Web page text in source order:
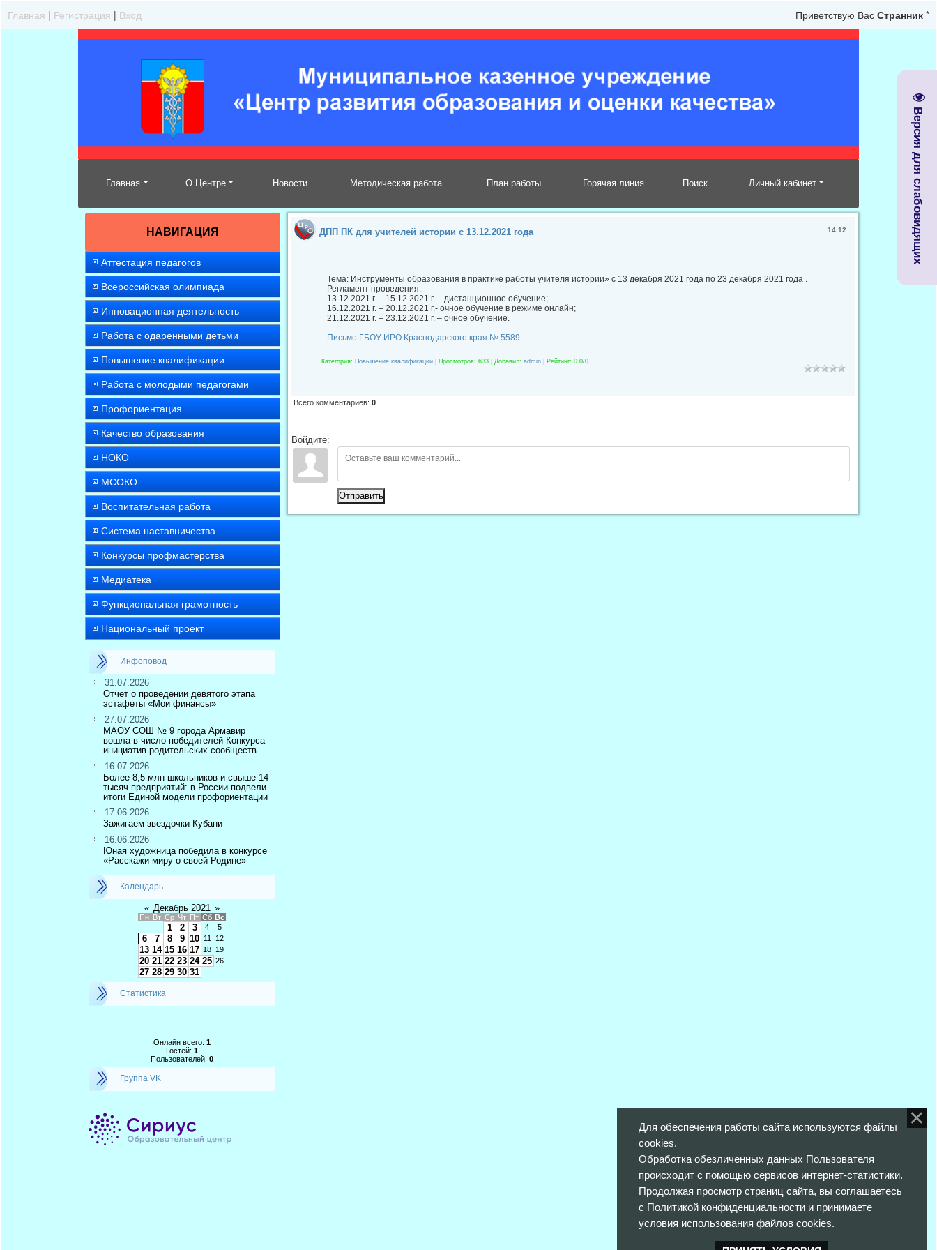
Версия для слабовидящих
Главная | Регистрация | Вход Приветствую Вас Странник *
Главная О Центре Новости Методическая работа План работы Горячая линия Поиск Личный кабинет
НАВИГАЦИЯ
Аттестация педагогов
Всероссийская олимпиада
Инновационная деятельность
Работа с одаренными детьми
Повышение квалификации
Работа с молодыми педагогами
Профориентация
Качество образования
НОКО
МСОКО
Воспитательная работа
Система наставничества
Конкурсы профмастерства
Медиатека
Функциональная грамотность
Национальный проект
Инфоповод
31.07.2026
Отчет о проведении девятого этапа
эстафеты «Мои финансы»
27.07.2026
МАОУ СОШ № 9 города Армавир
вошла в число победителей Конкурса
инициатив родительских сообществ
16.07.2026
Более 8,5 млн школьников и свыше 14
тысяч предприятий: в России подвели
итоги Единой модели профориентации
17.06.2026
Зажигаем звездочки Кубани
16.06.2026
Юная художница победила в конкурсе
«Расскажи миру о своей Родине»
Календарь
« Декабрь 2021 »
Пн Вт Ср Чт Пт Сб Вс
1 2 3 4 5
6 7 8 9 10 11 12
13 14 15 16 17 18 19
20 21 22 23 24 25 26
27 28 29 30 31
Статистика
Онлайн всего: 1
Гостей: 1
Пользователей: 0
Группа VK
ДПП ПК для учителей истории с 13.12.2021 года 14:12
Тема: Инструменты образования в практике работы учителя истории» с 13 декабря 2021 года по 23 декабря 2021 года .
Регламент проведения:
13.12.2021 г. – 15.12.2021 г. – дистанционное обучение;
16.12.2021 г. – 20.12.2021 г.- очное обучение в режиме онлайн;
21.12.2021 г. – 23.12.2021 г. – очное обучение.
Письмо ГБОУ ИРО Краснодарского края № 5589
Категория: Повышение квалификации Просмотров: 633 | Добавил: admin Рейтинг: 0.0/0
Всего комментариев: 0
Войдите:
Отправить
Для обеспечения работы сайта используются файлы
cookies.
Обработка обезличенных данных Пользователя
происходит с помощью сервисов интернет-статистики.
Продолжая просмотр страниц сайта, вы соглашаетесь
с Политикой конфиденциальностии принимаете
условия использования файлов cookies.